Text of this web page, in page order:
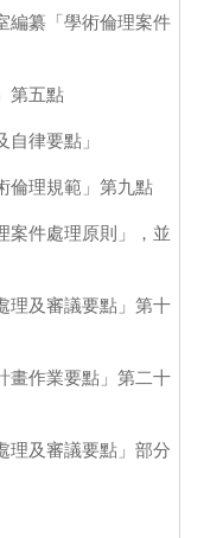
編纂「學術倫理案件
第五點
律要點」
倫理規範」第九點
案件處理原則」，並
理及審議要點」第十
畫作業要點」第二十
理及審議要點」部分